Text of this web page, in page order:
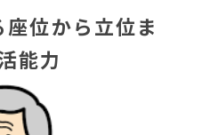
位から立位ま
能力